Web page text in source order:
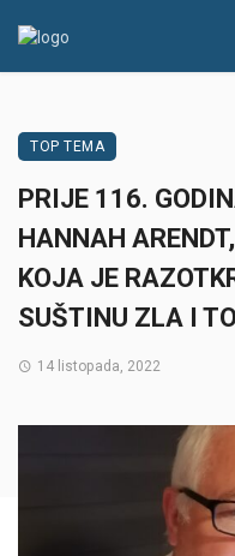
TOP TEMA
PRIJE 116.
HANNAH
KOJA JE
SUŠTINU ZLA I
14 listopada, 2022